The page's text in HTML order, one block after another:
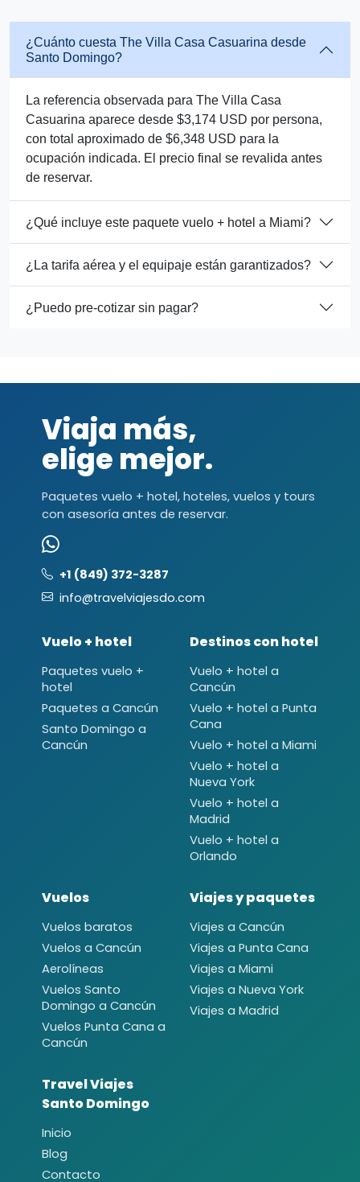
¿Cuánto cuesta The Villa Casa Casuarina desde
Santo Domingo?
La referencia observada para The Villa Casa
Casuarina aparece desde $3,174 USD por persona,
con total aproximado de $6,348 USD para la
ocupación indicada. El precio final se revalida antes
de reservar.
¿Qué incluye este paquete vuelo + hotel a Miami?
¿La tarifa aérea y el equipaje están garantizados?
¿Puedo pre-cotizar sin pagar?
Viaja más,
elige mejor.
Paquetes vuelo + hotel, hoteles, vuelos y tours
con asesoría antes de reservar.
+1 (849) 372-3287
info@travelviajesdo.com
Vuelo + hotel
Paquetes vuelo +
hotel
Paquetes a Cancún
Santo Domingo a
Cancún
Destinos con hotel
Vuelo + hotel a
Cancún
Vuelo + hotel a Punta
Cana
Vuelo + hotel a Miami
Vuelo + hotel a
Nueva York
Vuelo + hotel a
Madrid
Vuelo + hotel a
Orlando
Vuelos
Vuelos baratos
Vuelos a Cancún
Aerolíneas
Vuelos Santo
Domingo a Cancún
Vuelos Punta Cana a
Cancún
Viajes y paquetes
Viajes a Cancún
Viajes a Punta Cana
Viajes a Miami
Viajes a Nueva York
Viajes a Madrid
Travel Viajes
Santo Domingo
Inicio
Blog
Contacto